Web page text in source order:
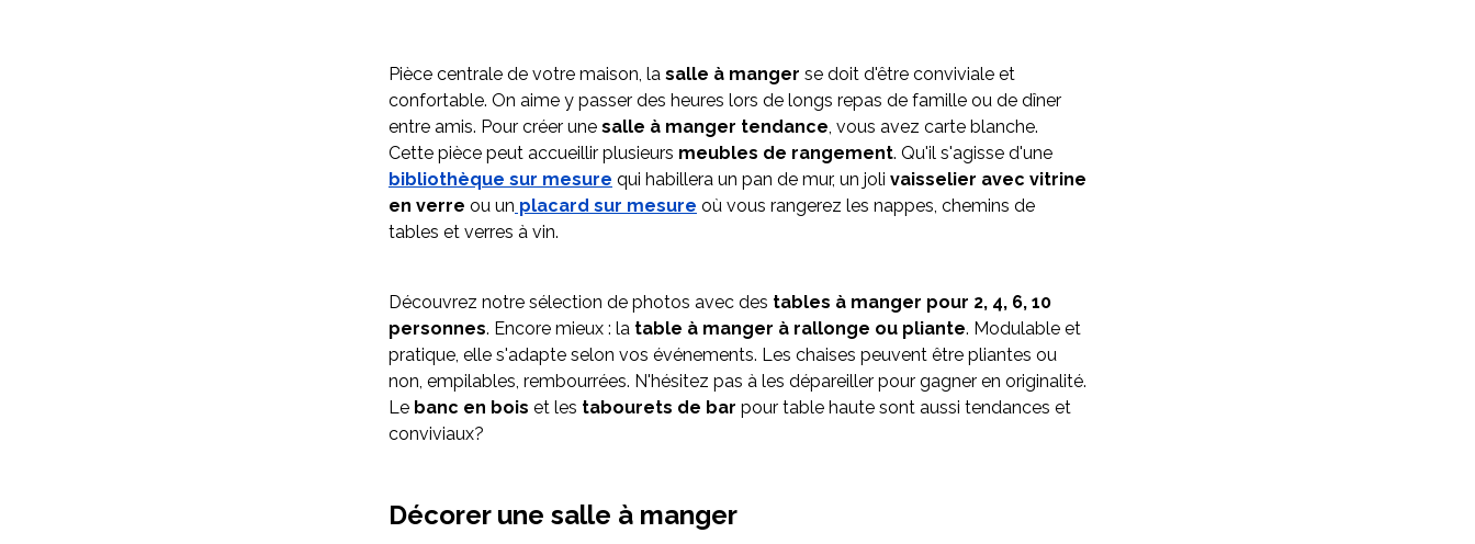
Pièce centrale de votre maison, la salle à manger se doit d'être conviviale et
confortable. On aime y passer des heures lors de longs repas de famille ou de dîner
entre amis. Pour créer une salle à manger tendance, vous avez carte blanche.
Cette pièce peut accueillir plusieurs meubles de rangement. Qu'il s'agisse d'une
bibliothèque sur mesure qui habillera un pan de mur, un joli vaisselier avec vitrine
en verre ou un placard sur mesure où vous rangerez les nappes, chemins de
tables et verres à vin.
Découvrez notre sélection de photos avec des tables à manger pour 2, 4, 6, 10
personnes. Encore mieux : la table à manger à rallonge ou pliante. Modulable et
pratique, elle s'adapte selon vos événements. Les chaises peuvent être pliantes ou
non, empilables, rembourrées. N'hésitez pas à les dépareiller pour gagner en originalité.
Le banc en bois et les tabourets de bar pour table haute sont aussi tendances et
conviviaux?
Décorer une salle à manger